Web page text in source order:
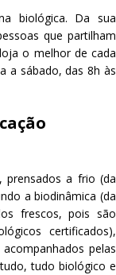
biológica. Da sua
que partilham
o melhor de cada
a sábado, das 8h às
prensados a frio (da
a biodinâmica (da
frescos, pois são
certificados),
pelas
tudo biológico e